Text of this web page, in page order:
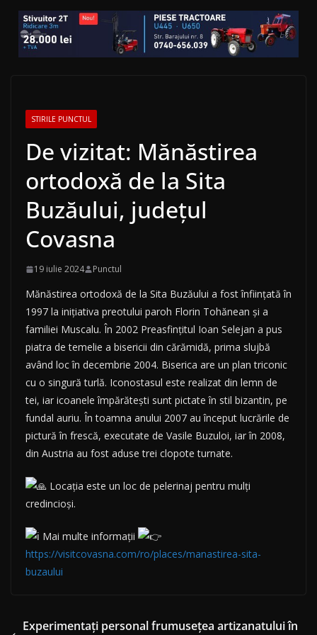
STIRILE PUNCTUL
De vizitat: Mănăstirea
ortodoxă de la Sita
Buzăului, județul
Covasna
19 iulie 2024 Punctul
Mănăstirea ortodoxă de la Sita Buzăului a fost înființată în
1997 la inițiativa preotului paroh Florin Tohănean și a
familiei Muscalu. În 2002 Preasfinţitul Ioan Selejan a pus
piatra de temelie a bisericii din cărămidă, prima slujbă
având loc în decembrie 2004. Biserica are un plan triconic
cu o singură turlă. Iconostasul este realizat din lemn de
tei, iar icoanele împărăteşti sunt pictate în stil bizantin, pe
fundal auriu. În toamna anului 2007 au început lucrările de
pictură în frescă, executate de Vasile Buzuloi, iar în 2008,
din Austria au fost aduse trei clopote turnate.
Locația este un loc de pelerinaj pentru mulți
credincioși.
Mai multe informații
https://visitcovasna.com/ro/places/manastirea-sita-
buzaului
Experimentați personal frumusețea artizanatului în